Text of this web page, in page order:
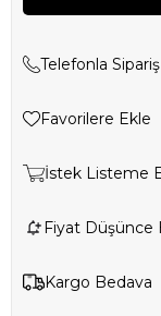
Telefonla Sipariş
Favorilere Ekle
İstek Listeme
Fiyat Düşünce
Kargo Bedava